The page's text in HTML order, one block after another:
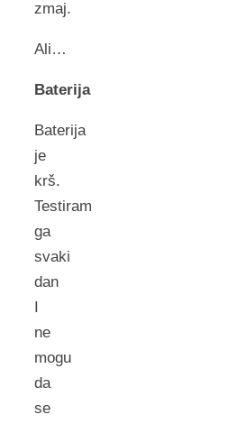
zmaj.
Ali…
Baterija
Baterija
je
krš.
Testiram
ga
svaki
dan
ne
mogu
da
se